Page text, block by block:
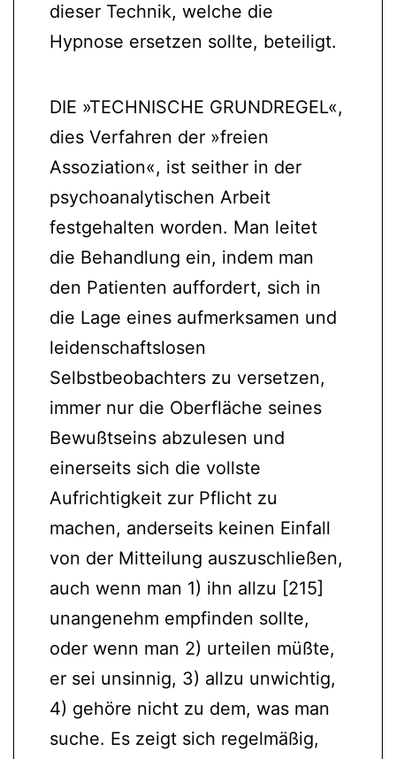
dieser Technik, welche die
Hypnose ersetzen sollte, beteiligt.
DIE »TECHNISCHE GRUNDREGEL«,
dies Verfahren der »freien
Assoziation«, ist seither in der
psychoanalytischen Arbeit
festgehalten worden. Man leitet
die Behandlung ein, indem man
den Patienten auffordert, sich in
die Lage eines aufmerksamen und
leidenschaftslosen
Selbstbeobachters zu versetzen,
immer nur die Oberfläche seines
Bewußtseins abzulesen und
einerseits sich die vollste
Aufrichtigkeit zur Pflicht zu
machen, anderseits keinen Einfall
von der Mitteilung auszuschließen,
auch wenn man 1) ihn allzu [215]
unangenehm empfinden sollte,
oder wenn man 2) urteilen müßte,
er sei unsinnig, 3) allzu unwichtig,
4) gehöre nicht zu dem, was man
suche. Es zeigt sich regelmäßig,